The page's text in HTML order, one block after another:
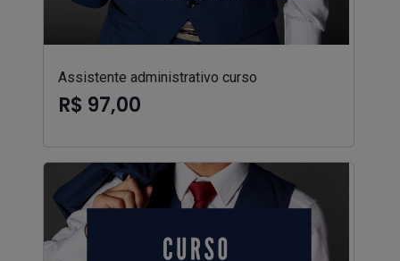
Assistente administrativo curso
R$ 97,00